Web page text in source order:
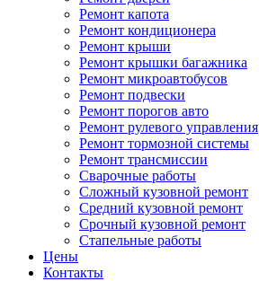
Ремонт капота
Ремонт кондиционера
Ремонт крыши
Ремонт крышки багажника
Ремонт микроавтобусов
Ремонт подвески
Ремонт порогов авто
Ремонт рулевого управления
Ремонт тормозной системы
Ремонт трансмиссии
Сварочные работы
Сложный кузовной ремонт
Средний кузовной ремонт
Срочный кузовной ремонт
Стапельные работы
Цены
Контакты